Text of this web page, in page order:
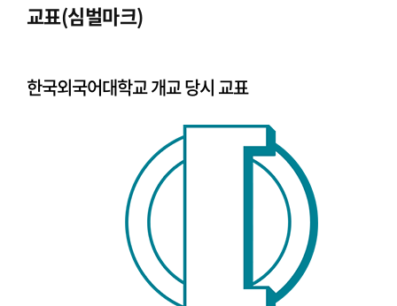
상징
교표(심벌마크)
한국외국어대학교 개교 당시 교표